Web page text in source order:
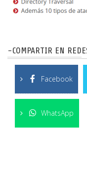
-COMPARTIR EN
Facebook
WhatsApp